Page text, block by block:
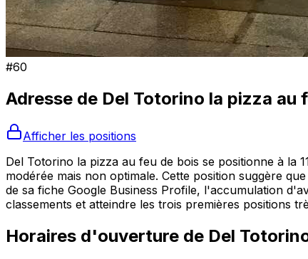
#60
Adresse de Del Totorino la pizza au
Afficher les positions
Del Totorino la pizza au feu de bois se positionne à la
modérée mais non optimale. Cette position suggère
de sa fiche Google Business Profile, l'accumulation
classements et atteindre les trois premières positions
Horaires d'ouverture de Del